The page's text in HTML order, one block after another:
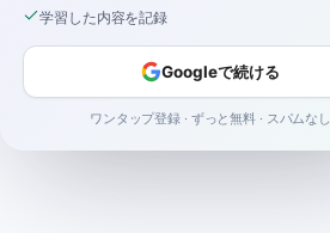
学習した内容を記録
Googleで続ける
ワンタップ登録 · ずっと無料 · スパムなし